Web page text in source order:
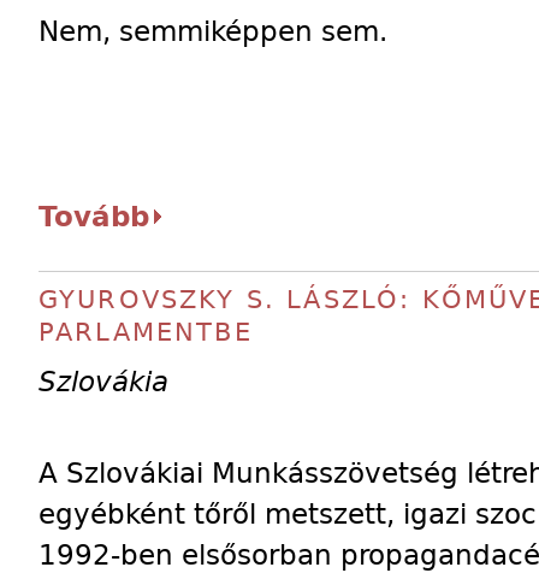
Nem, semmiképpen sem.
Tovább
GYUROVSZKY S. LÁSZLÓ:
PARLAMENTBE
Szlovákia
A Szlovákiai Munkásszövetség
egyébként tőről metszett, igazi
1992-ben elsősorban